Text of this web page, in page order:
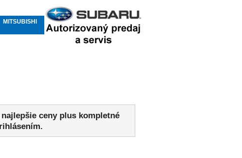
MITSUBISHI
ceny plus kompletné